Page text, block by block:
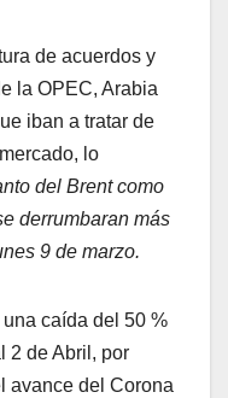
de acuerdos y
la OPEC, Arabia
iban a tratar de
lo
del Brent como
derrumbaran más
9 de marzo.
caída del 50 %
2 de Abril, por
avance del Corona